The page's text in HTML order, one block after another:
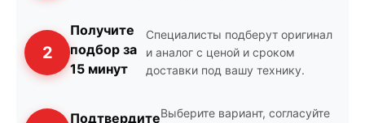
2
Получите
подбор за
15 минут
Специалисты подберут оригинал
и аналог с ценой и сроком
доставки под вашу технику.
ПодтвердитеВыберите вариант, согласуйте